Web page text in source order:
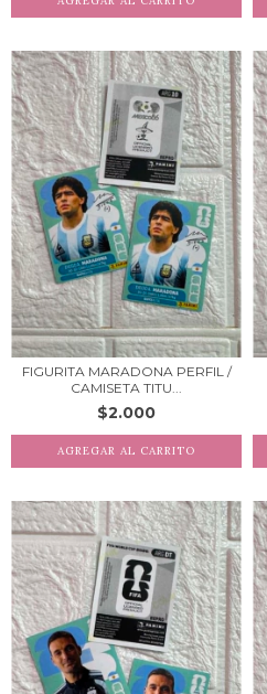
FIGURITA MARADONA PERFIL /
CAMISETA TITU...
$2.000